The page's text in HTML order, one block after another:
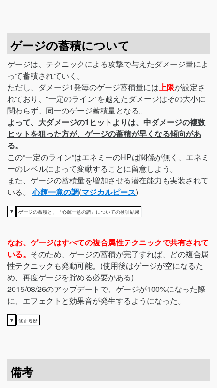
ゲージの蓄積について
ゲージは、テクニックによる攻撃で与えたダメージ量によ
って蓄積されていく。
ただし、ダメージ1発毎のゲージ蓄積量には上限が設定さ
れており、“一定のライン”を越えたダメージはその大小に
関わらず、同一のゲージ蓄積量となる。
よって、大ダメージの1ヒットよりは、中ダメージの複数
ヒットを狙った方が、ゲージの蓄積が早くなる傾向があ
る。
この“一定のライン”はエネミーのHPは関係が無く、エネミ
ーのレベルによって変動することに留意しよう。
また、ゲージの蓄積量を増加させる潜在能力も実装されて
いる。心輝一意の調(マジカルピース)
▼ ゲージの蓄積と、『心輝一意の調』についての検証結果
なお、ゲージはすべての複合属性テクニックで共有されて
いる。 そのため、ゲージの蓄積が完了すれば、どの複合属
性テクニックも発動可能。(使用後はゲージが空になるた
め、再度ゲージを貯める必要がある)
2015/08/26のアップデートで、ゲージが100%になった際
に、エフェクトと効果音が発生するようになった。
▼ 修正履歴
備考